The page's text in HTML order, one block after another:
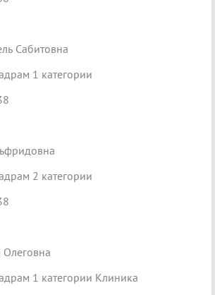
Сабитовна
1 категории
2 категории
Олеговна
1 категории Клиника